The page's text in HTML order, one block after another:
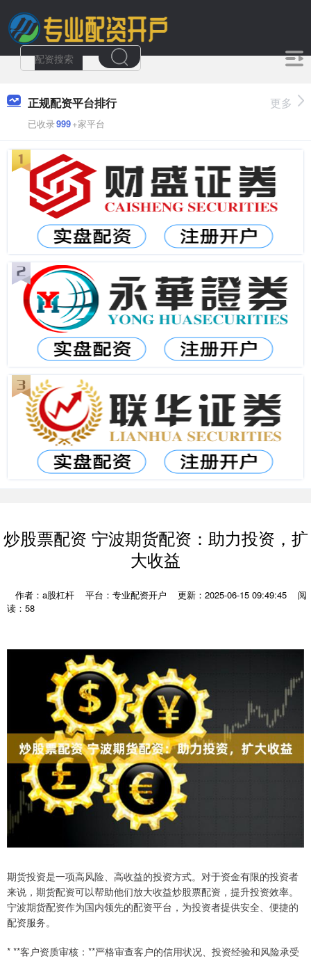
正规配资平台排行
已收录999+家平台
更多
炒股票配资 宁波期货配资：助力投资，扩
大收益
作者：a股杠杆 平台：专业配资开户 更新：2025-06-15 09:49:45
阅
读：58
期货投资是一项高风险、高收益的投资方式。对于资金有限的投资者
来说，期货配资可以帮助他们放大收益炒股票配资，提升投资效率。
宁波期货配资作为国内领先的配资平台，为投资者提供安全、便捷的
配资服务。
* **客户资质审核：**严格审查客户的信用状况、投资经验和风险承受